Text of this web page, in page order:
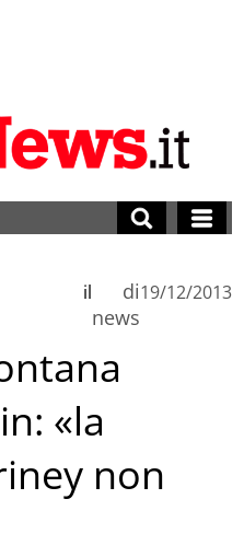
di
news
il 19/12/2013
«la
non